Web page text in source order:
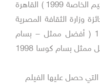
دمشق السينمائي 1 ( لجنة التحكيم الخاصة 1999 ) القاهرة
1998 + جائزة وزارة الثقافة المصرية
) + معهد العالم العربي 1 ( أفضل ممثل – بسام
كوسا 1999 ) + الكويت 2 ( أفضل ممثل بسام كوسا 1998
حصل عليها الفيلم